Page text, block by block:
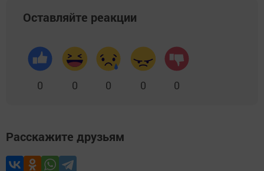
Оставляйте реакции
0 0 0 0 0
Расскажите друзьям